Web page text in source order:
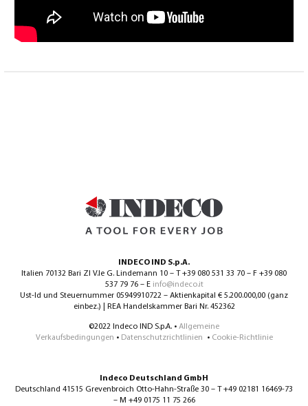
INDECO IND S.p.A.
Italien 70132 Bari ZI V.le G. Lindemann 10 – T +39 080 531 33 70 – F +39 080
537 79 76 – E info@indeco.it
Ust-Id und Steuernummer 05949910722 – Aktienkapital € 5.200.000,00 (ganz
einbez.) | REA Handelskammer Bari Nr. 452362
©2022 Indeco IND S.p.A. • Allgemeine
Verkaufsbedingungen • Datenschutzrichtlinien • Cookie-Richtlinie
Indeco Deutschland GmbH
Deutschland 41515 Grevenbroich Otto-Hahn-Straße 30 – T +49 02181 16469-73
– M +49 0175 11 75 266